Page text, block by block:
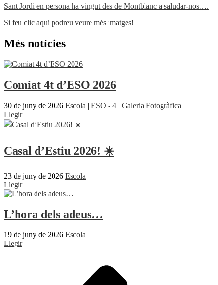
Sant Jordi en persona ha vingut des de Montblanc a saludar-nos….
Si feu clic aquí podreu veure més imatges!
Més notícies
Comiat 4t d’ESO 2026
30 de juny de 2026 Escola | ESO - 4 | Galeria Fotogràfica
Llegir
Casal d’Estiu 2026! ☀️
23 de juny de 2026 Escola
Llegir
L’hora dels adeus…
19 de juny de 2026 Escola
Llegir